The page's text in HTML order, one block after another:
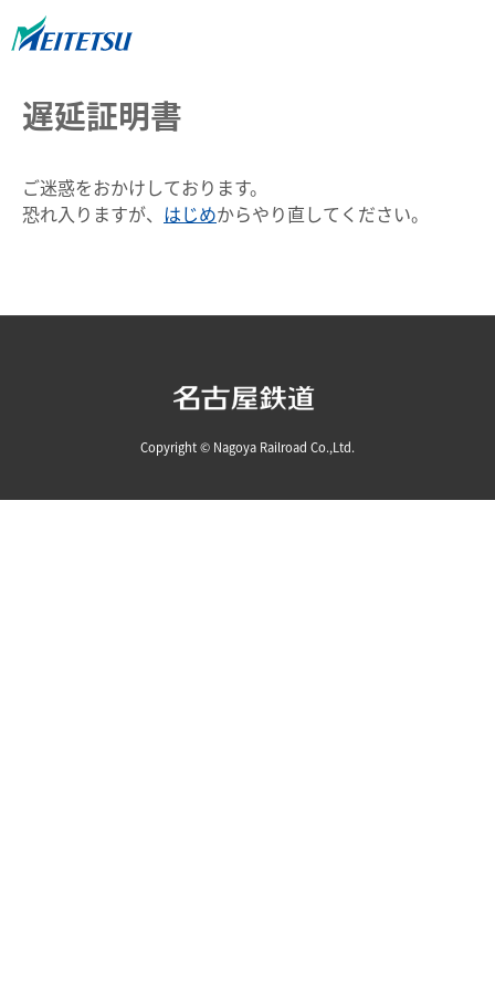
遅延証明書
ご迷惑をおかけしております。
恐れ入りますが、 はじめからやり直してください。
Copyright © Nagoya Railroad Co.,Ltd.